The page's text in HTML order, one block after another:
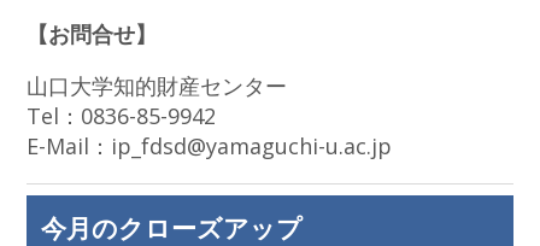
【お問合せ】
山口大学知的財産センター
Tel：0836-85-9942
E-Mail：ip_fdsd@yamaguchi-u.ac.jp
今月のクローズアップ